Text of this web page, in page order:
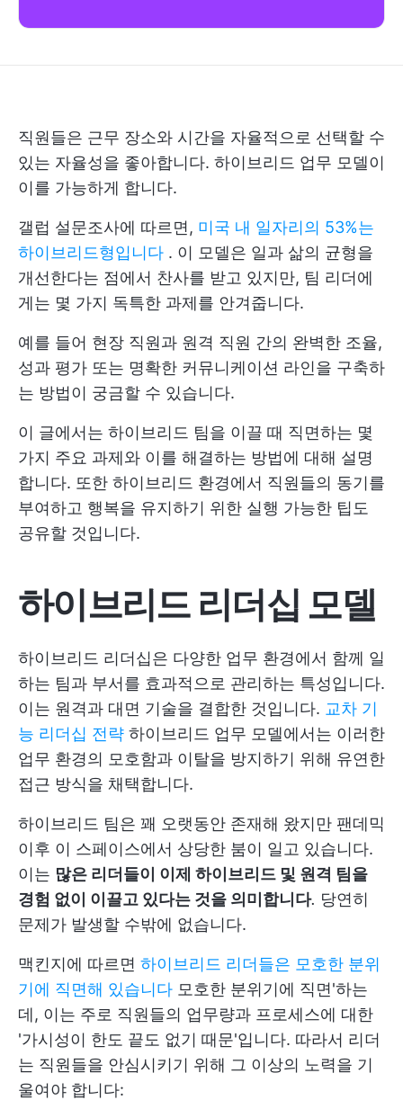
직원들은 근무 장소와 시간을 자율적으로 선택할 수
있는 자율성을 좋아합니다. 하이브리드 업무 모델이
이를 가능하게 합니다.
갤럽 설문조사에 따르면, 미국 내 일자리의 53%는
하이브리드형입니다 . 이 모델은 일과 삶의 균형을
개선한다는 점에서 찬사를 받고 있지만, 팀 리더에
게는 몇 가지 독특한 과제를 안겨줍니다.
예를 들어 현장 직원과 원격 직원 간의 완벽한 조율,
성과 평가 또는 명확한 커뮤니케이션 라인을 구축하
는 방법이 궁금할 수 있습니다.
이 글에서는 하이브리드 팀을 이끌 때 직면하는 몇
가지 주요 과제와 이를 해결하는 방법에 대해 설명
합니다. 또한 하이브리드 환경에서 직원들의 동기를
부여하고 행복을 유지하기 위한 실행 가능한 팁도
공유할 것입니다.
하이브리드 리더십 모델
하이브리드 리더십은 다양한 업무 환경에서 함께 일
하는 팀과 부서를 효과적으로 관리하는 특성입니다.
이는 원격과 대면 기술을 결합한 것입니다. 교차 기
능 리더십 전략 하이브리드 업무 모델에서는 이러한
업무 환경의 모호함과 이탈을 방지하기 위해 유연한
접근 방식을 채택합니다.
하이브리드 팀은 꽤 오랫동안 존재해 왔지만 팬데믹
이후 이 스페이스에서 상당한 붐이 일고 있습니다.
이는 많은 리더들이 이제 하이브리드 및 원격 팀을
경험 없이 이끌고 있다는 것을 의미합니다. 당연히
문제가 발생할 수밖에 없습니다.
맥킨지에 따르면 하이브리드 리더들은 모호한 분위
기에 직면해 있습니다 모호한 분위기에 직면'하는
데, 이는 주로 직원들의 업무량과 프로세스에 대한
'가시성이 한도 끝도 없기 때문'입니다. 따라서 리더
는 직원들을 안심시키기 위해 그 이상의 노력을 기
울여야 합니다: